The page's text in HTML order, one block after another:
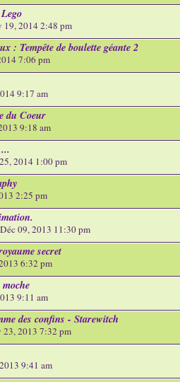
19, 2014 2:48 pm
: Tempête de boulette géante 2
7:06 pm
9:17 am
du Coeur
9:18 am
2014 1:00 pm
2:25 pm
09, 2013 11:30 pm
secret
6:32 pm
9:11 am
des confins - Starewitch
23, 2013 7:32 pm
9:41 am